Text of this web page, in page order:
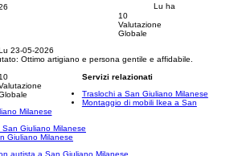
10
Valutazione
Globale
23-05-2026
Lu ha
Ottimo artigiano e persona gentile e affidabile.
10
Servizi relazionati
Traslochi a San Giuliano Milanese
Montaggio di mobili Ikea a San
Milanese
Giuliano Milanese
Giuliano Milanese
autista a San Giuliano Milanese